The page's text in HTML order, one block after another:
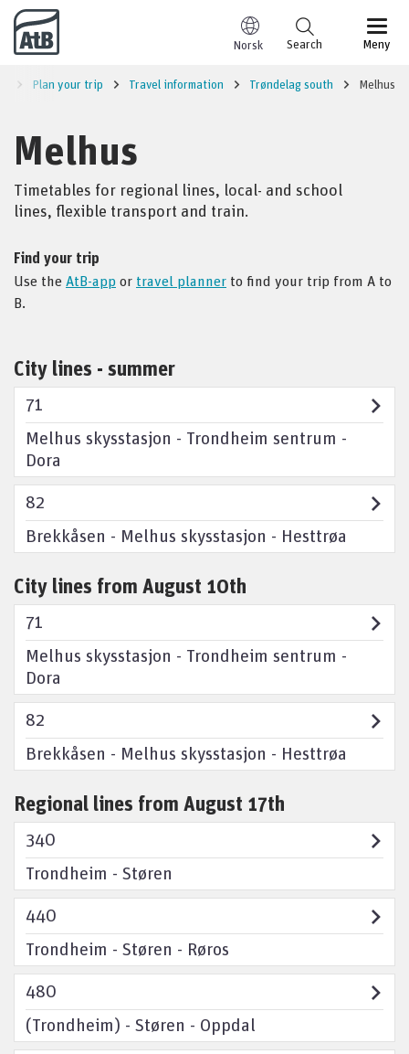
Go to content
Norsk Meny
Search
Plan your trip Travel information Trøndelag south Melhus
Melhus
Timetables for regional lines, local- and school
lines, flexible transport and train.
Find your trip
Use the AtB-app or travel planner to find your trip from A to
B.
City lines - summer
71
Melhus skysstasjon - Trondheim sentrum -
Dora
82
Brekkåsen - Melhus skysstasjon - Hesttrøa
City lines from August 10th
71
Melhus skysstasjon - Trondheim sentrum -
Dora
82
Brekkåsen - Melhus skysstasjon - Hesttrøa
Regional lines from August 17th
340
Trondheim - Støren
440
Trondheim - Støren - Røros
480
(Trondheim) - Støren - Oppdal